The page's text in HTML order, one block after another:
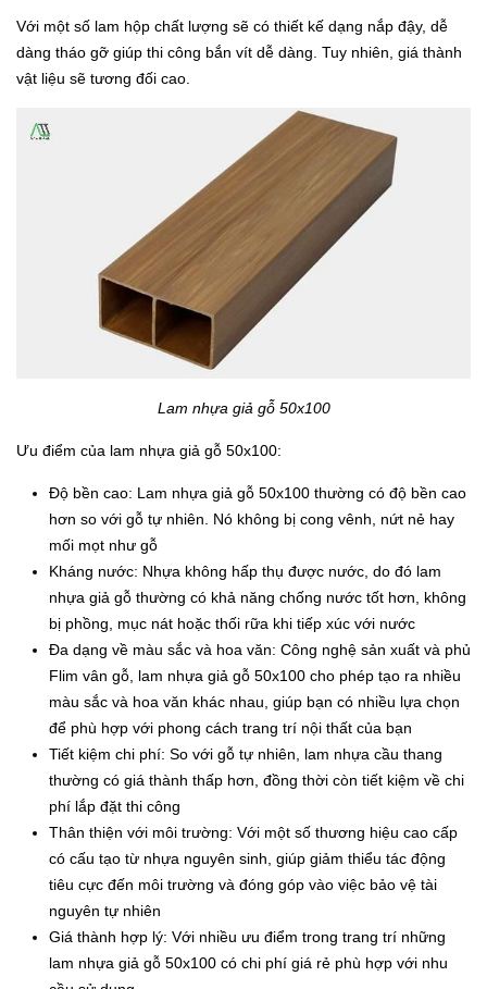
Với một số lam hộp chất lượng sẽ có thiết kế dạng nắp đậy, dễ
dàng tháo gỡ giúp thi công bắn vít dễ dàng. Tuy nhiên, giá thành
vật liệu sẽ tương đối cao.
Lam nhựa giả gỗ 50x100
Ưu điểm của lam nhựa giả gỗ 50x100:
Độ bền cao: Lam nhựa giả gỗ 50x100 thường có độ bền cao
hơn so với gỗ tự nhiên. Nó không bị cong vênh, nứt nẻ hay
mối mọt như gỗ
Kháng nước: Nhựa không hấp thụ được nước, do đó lam
nhựa giả gỗ thường có khả năng chống nước tốt hơn, không
bị phồng, mục nát hoặc thối rữa khi tiếp xúc với nước
Đa dạng về màu sắc và hoa văn: Công nghệ sản xuất và phủ
Flim vân gỗ, lam nhựa giả gỗ 50x100 cho phép tạo ra nhiều
màu sắc và hoa văn khác nhau, giúp bạn có nhiều lựa chọn
để phù hợp với phong cách trang trí nội thất của bạn
Tiết kiệm chi phí: So với gỗ tự nhiên, lam nhựa cầu thang
thường có giá thành thấp hơn, đồng thời còn tiết kiệm về chi
phí lắp đặt thi công
Thân thiện với môi trường: Với một số thương hiệu cao cấp
có cấu tạo từ nhựa nguyên sinh, giúp giảm thiểu tác động
tiêu cực đến môi trường và đóng góp vào việc bảo vệ tài
nguyên tự nhiên
Giá thành hợp lý: Với nhiều ưu điểm trong trang trí những
lam nhựa giả gỗ 50x100 có chi phí giá rẻ phù hợp với nhu